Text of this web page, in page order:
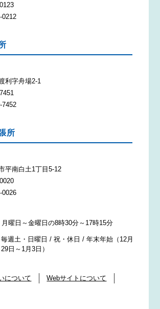
0212
利字舟場2-1
7452
所
平南白土1丁目5-12
0026
月曜日～金曜日の8時30分～17時15分
毎週土・日曜日 / 祝・休日 / 年末年始（12月
29日～1月3日）
について
Webサイトについて